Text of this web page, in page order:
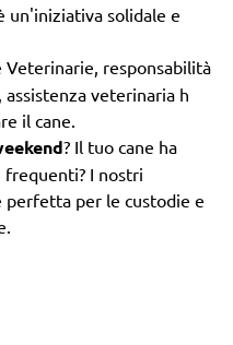
un'iniziativa solidale e
Veterinarie, responsabilità
veterinaria h
il cane.
? Il tuo cane ha
frequenti? I nostri
perfetta per le custodie e